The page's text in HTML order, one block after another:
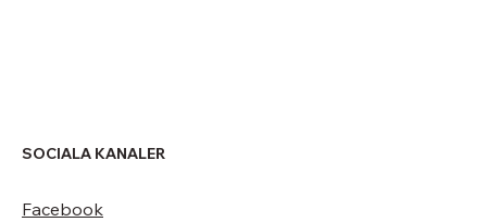
SOCIALA KANALER
Facebook